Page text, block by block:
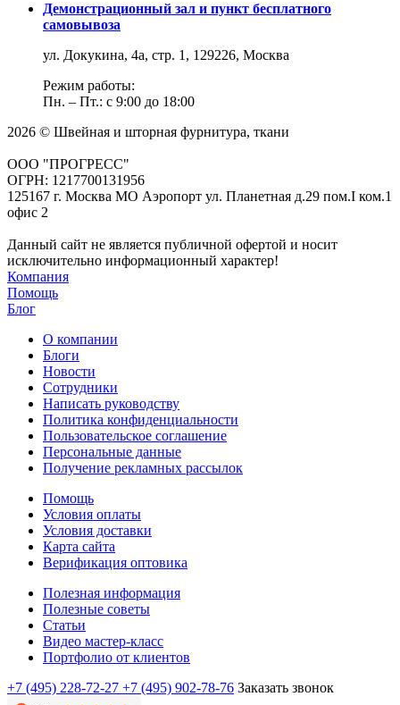
Демонстрационный зал и пункт бесплатного
самовывоза
ул. Докукина, 4а, стр. 1, 129226, Москва
Режим работы:
Пн. – Пт.: с 9:00 до 18:00
2026 © Швейная и шторная фурнитура, ткани
ООО "ПРОГРЕСС"
ОГРН: 1217700131956
125167 г. Москва МО Аэропорт ул. Планетная д.29 пом.I ком.1
офис 2
Данный сайт не является публичной офертой и носит
исключительно информационный характер!
Компания
Помощь
Блог
О компании
Блоги
Новости
Сотрудники
Написать руководству
Политика конфиденциальности
Пользовательское соглашение
Персональные данные
Получение рекламных рассылок
Помощь
Условия оплаты
Условия доставки
Карта сайта
Верификация оптовика
Полезная информация
Полезные советы
Статьи
Видео мастер-класс
Портфолио от клиентов
+7 (495) 228-72-27 +7 (495) 902-78-76 Заказать звонок